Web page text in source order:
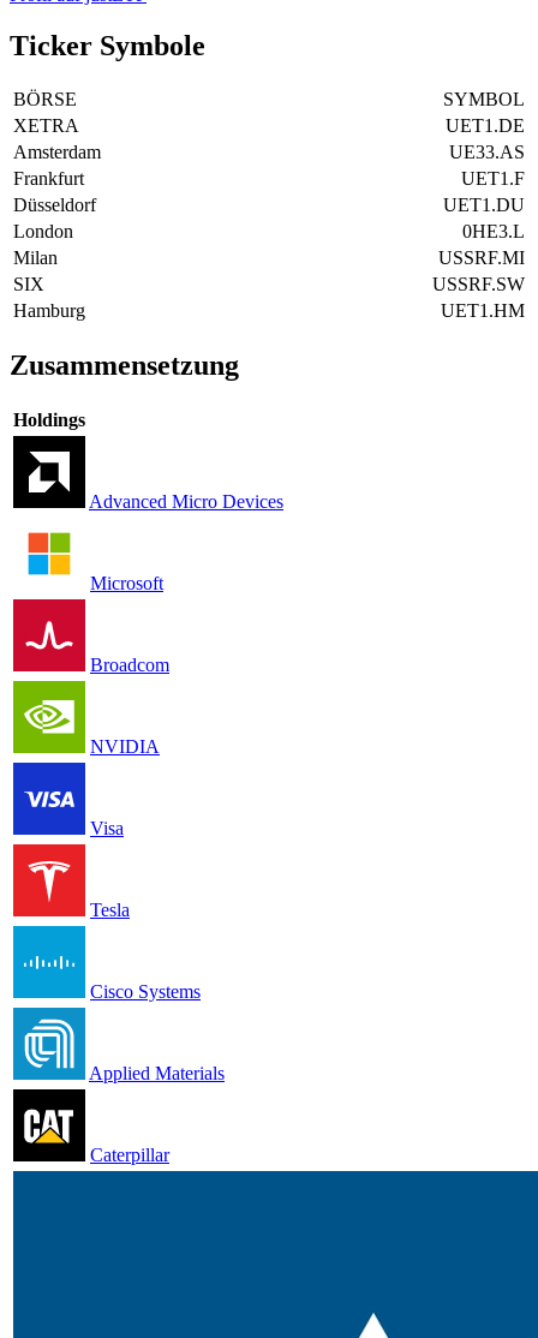
Ticker Symbole
BÖRSE
SYMBOL
XETRA
UET1.DE
Amsterdam
UE33.AS
Frankfurt
UET1.F
Düsseldorf
UET1.DU
London
0HE3.L
Milan
USSRF.MI
SIX
USSRF.SW
Hamburg
UET1.HM
Zusammensetzung
Holdings
Advanced Micro Devices
Microsoft
Broadcom
NVIDIA
Visa
Tesla
Cisco Systems
Applied Materials
Caterpillar